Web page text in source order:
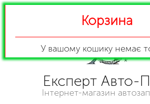
Експерт Авто-
Інтернет-магазин
Корзина
У вашому кошику немає